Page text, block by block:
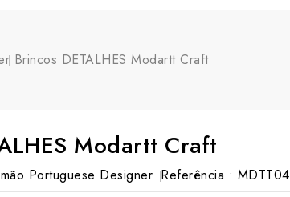
Brincos DETALHES Modartt Craft
Modartt Craft
Portuguese Designer Referência : MDTT04